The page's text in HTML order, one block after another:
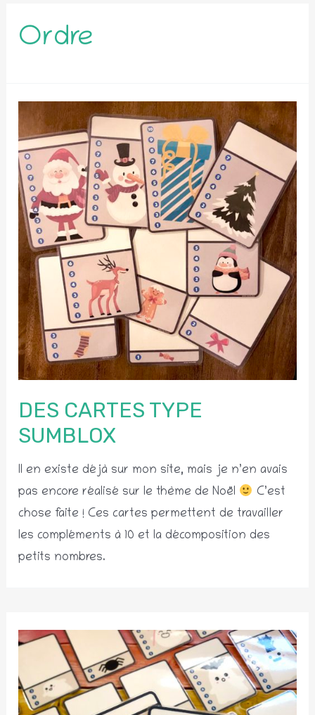
Ordre
DES CARTES TYPE
SUMBLOX
Il en existe déjà sur mon site, mais je n’en avais
pas encore réalisé sur le thème de Noël
C’est
chose faite ! Ces cartes permettent de travailler
les compléments à 10 et la décomposition des
petits nombres.